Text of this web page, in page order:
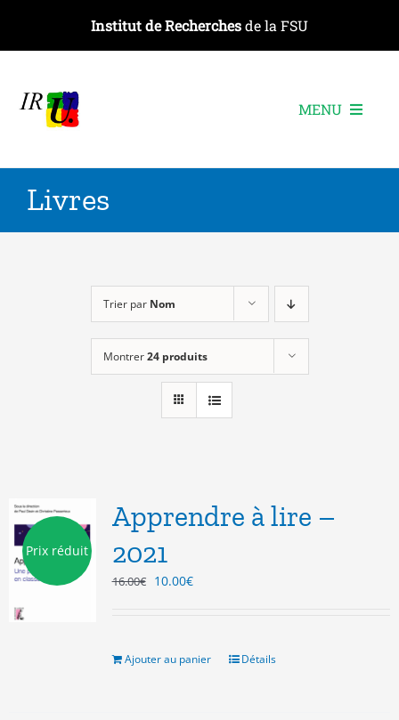
contenu
Institut de Recherchesde la FSU
MENU
Les recherches
Les événements
Livres
Trier par Nom
Montrer24 produits
Prix réduit
Apprendre à lire –
2021
16.00€ Le
16.00€.
10.00€Le
10.00€.
Ajouter au panier Détails